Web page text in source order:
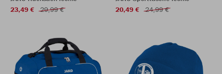
23,49 €
29,99 €
20,49 €
24,99 €